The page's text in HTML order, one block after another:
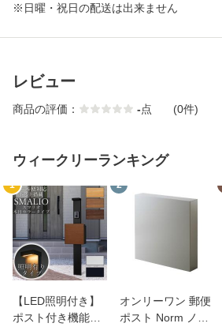
※日曜・祝日の配送は出来ません
レビュー
商品の評価： -点 (0件)
ウィークリーランキング
1
【LED照明付き】
ポスト付き機能門
2
オンリーワン 郵便
ポスト Norm ノル